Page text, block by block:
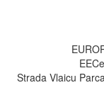
Strada Vlaicu